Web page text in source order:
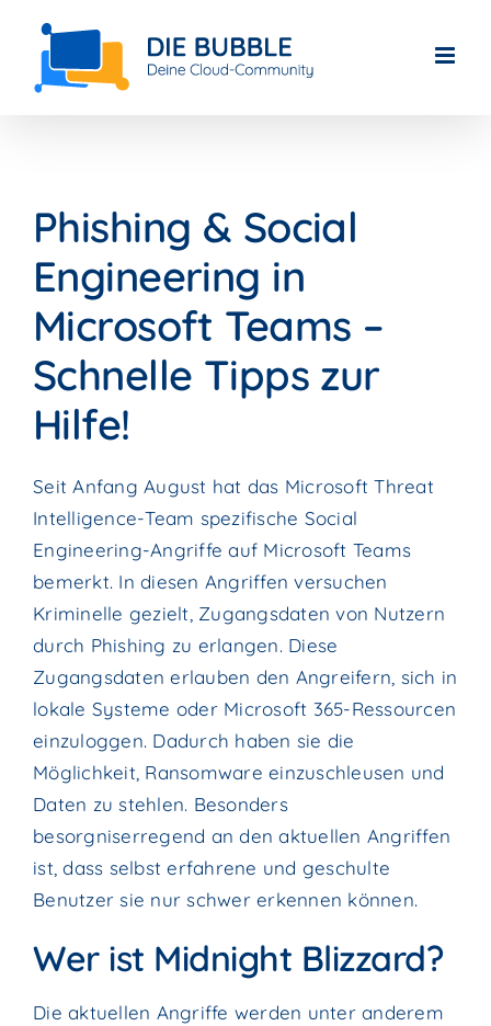
content
Phishing & Social
Engineering in
Microsoft Teams –
Schnelle Tipps zur
Hilfe!
Seit Anfang August hat das Microsoft Threat
Intelligence-Team spezifische Social
Engineering-Angriffe auf Microsoft Teams
bemerkt. In diesen Angriffen versuchen
Kriminelle gezielt, Zugangsdaten von Nutzern
durch Phishing zu erlangen. Diese
Zugangsdaten erlauben den Angreifern, sich in
lokale Systeme oder Microsoft 365-Ressourcen
einzuloggen. Dadurch haben sie die
Möglichkeit, Ransomware einzuschleusen und
Daten zu stehlen. Besonders
besorgniserregend an den aktuellen Angriffen
ist, dass selbst erfahrene und geschulte
Benutzer sie nur schwer erkennen können.
Wer ist Midnight Blizzard?
Die aktuellen Angriffe werden unter anderem